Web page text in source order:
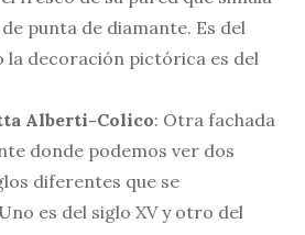
punta de diamante. Es del
la decoración pictórica es del
Alberti-Colico: Otra fachada
donde podemos ver dos
diferentes que se
es del siglo XV y otro del